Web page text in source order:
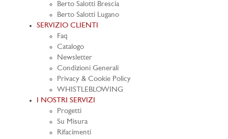
Berto Salotti Brescia
Berto Salotti Lugano
SERVIZIO CLIENTI
Faq
Catalogo
Newsletter
Condizioni Generali
Privacy & Cookie Policy
WHISTLEBLOWING
I NOSTRI SERVIZI
Progetti
Su Misura
Rifacimenti